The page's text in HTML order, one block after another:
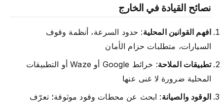
نصائح القيادة في الخارج
افهم القوانين المحلية: حدود السرعة، أنظمة وقوف
السيارات، متطلبات حزام الأمان
تطبيقات الملاحة
: خرائط Google أو Waze أو التطبيقات
المحلية ضرورة لا غنى عنها
الوقود والصيانة: ابحث عن محطات وقود موثوقة؛ تعرّف